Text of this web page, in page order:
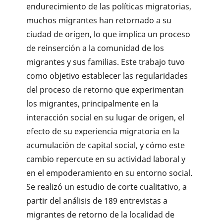
endurecimiento de las políticas migratorias,
muchos migrantes han retornado a su
ciudad de origen, lo que implica un proceso
de reinserción a la comunidad de los
migrantes y sus familias. Este trabajo tuvo
como objetivo establecer las regularidades
del proceso de retorno que experimentan
los migrantes, principalmente en la
interacción social en su lugar de origen, el
efecto de su experiencia migratoria en la
acumulación de capital social, y cómo este
cambio repercute en su actividad laboral y
en el empoderamiento en su entorno social.
Se realizó un estudio de corte cualitativo, a
partir del análisis de 189 entrevistas a
migrantes de retorno de la localidad de